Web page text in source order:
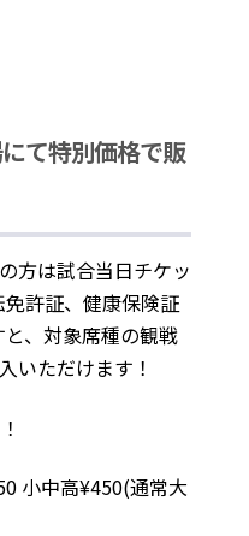
て特別価格で販
方は試合当日チケッ
許証、健康保険証
、対象席種の観戦
いただけます！
小中高¥450(通常大